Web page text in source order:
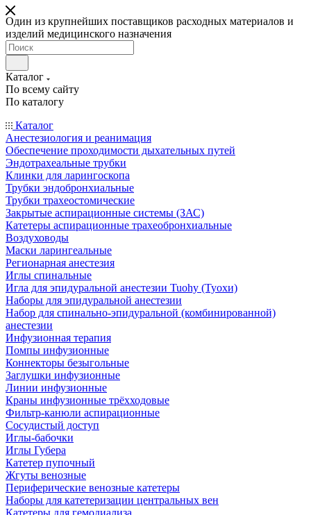
Один из крупнейших поставщиков расходных материалов и
изделий медицинского назначения
Каталог
По всему сайту
По каталогу
Каталог
Анестезиология и реанимация
Обеспечение проходимости дыхательных путей
Эндотрахеальные трубки
Клинки для ларингоскопа
Трубки эндобронхиальные
Трубки трахеостомические
Закрытые аспирационные системы (ЗАС)
Катетеры аспирационные трахеобронхиальные
Воздуховоды
Маски ларингеальные
Регионарная анестезия
Иглы спинальные
Игла для эпидуральной анестезии Tuohy (Туохи)
Наборы для эпидуральной анестезии
Набор для спинально-эпидуральной (комбинированной)
анестезии
Инфузионная терапия
Помпы инфузионные
Коннекторы безыгольные
Заглушки инфузионные
Линии инфузионные
Краны инфузионные трёхходовые
Фильтр-канюли аспирационные
Сосудистый доступ
Иглы-бабочки
Иглы Губера
Катетер пупочный
Жгуты венозные
Периферические венозные катетеры
Наборы для катетеризации центральных вен
Катетеры для гемодиализа